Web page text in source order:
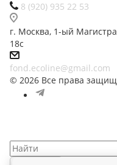
8 (920) 935 22 53
г. Москва, 1-ый
18с
fond.ecoline@gmail.com
© 2026 Все права